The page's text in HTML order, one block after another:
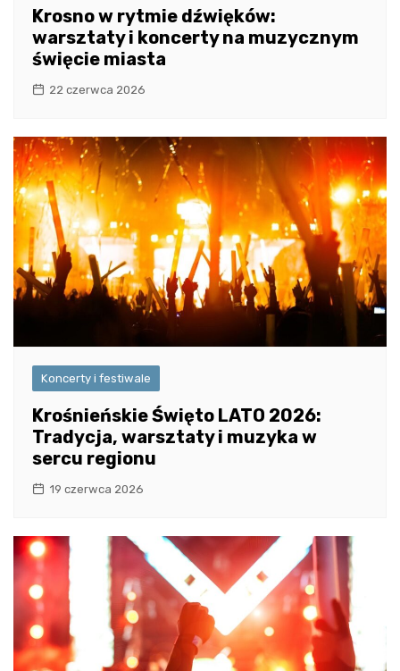
Krosno w rytmie dźwięków:
warsztaty i koncerty na muzycznym
święcie miasta
22 czerwca 2026
Koncerty i festiwale
Krośnieńskie Święto LATO 2026:
Tradycja, warsztaty i muzyka w
sercu regionu
19 czerwca 2026